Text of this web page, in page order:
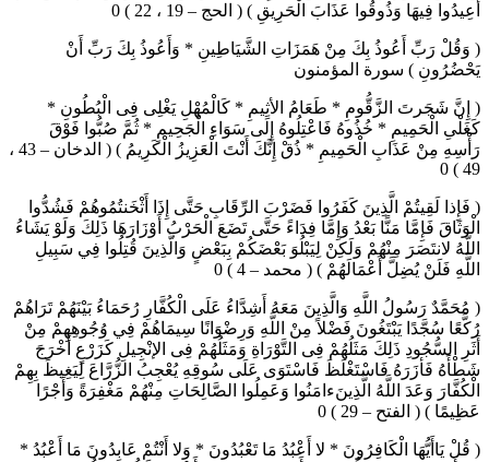
أُعِيدُوا فِيهَا وَذُوقُوا عَذَابَ الْحَرِيقِ ) ( الحج – 19 ، 22 ) 0
( وَقُلْ رَبِّ أَعُوذُ بِكَ مِنْ هَمَزَاتِ الشَّيَاطِينِ * وَأَعُوذُ بِكَ رَبِّ أَنْ
يَحْضُرُونِ ) سورة المؤمنون
( إِنَّ شَجَرتَ الزَّقُّومِ * طَعَامُ الأثِيمِ * كَالْمُهْلِ يَغْلِى فِى الْبُطُونِ *
كَغَلْىِ الْحَمِيمِ * خُذُوهُ فَاعْتِلُوهُ إِلَى سَوَاءِ الْجَحِيمِ * ثُمَّ صُبُّوا فَوْقَ
رَأْسِهِ مِنْ عَذَابِ الْحَمِيمِ * ذُقْ إِنَّكَ أَنْتَ الْعَزِيزُ الْكَرِيمُ ) ( الدخان – 43 ،
49 ) 0
( فَإِذا لَقِيتُمْ الَّذِينَ كَفَرُوا فَضَرْبَ الرِّقَابِ حَتَّى إِذَا أَثْخَنتُمُوهُمْ فَشُدُّوا
الْوَثَاقَ فَإِمَّا مَنًّا بَعْدُ وَإِمَّا فِدَاءً حَتَّى تَضَعَ الْحَرْبُ أَوْزَارَهَا ذَلِكَ وَلَوْ يَشَاءُ
اللَّهُ لانتَصَرَ مِنْهُمْ وَلَكِنْ لِيَبْلُوَ بَعْضَكُمْ بِبَعْضٍ وَالَّذِينَ قُتِلُوا فِي سَبِيلِ
اللَّهِ فَلَنْ يُضِلَّ أَعْمَالَهُمْ ) ( محمد – 4 ) 0
( مُحَمَّدٌ رَسُولُ اللَّهِ وَالَّذِينَ مَعَهُ أَشِدَّاءُ عَلَى الْكُفَّارِ رُحَمَاءُ بَيْنَهُمْ تَرَاهُمْ
رُكَّعًا سُجَّدًا يَبْتَغُونَ فَضْلاً مِنْ اللَّهِ وَرِضْوَانًا سِيمَاهُمْ فِي وُجُوهِهِمْ مِنْ
أَثَرِ السُّجُودِ ذَلِكَ مَثَلُهُمْ فِى التَّوْرَاةِ وَمَثَلُهُمْ فِى الإنْجِيلِ كَزَرْعٍ أَخْرَجَ
شَطْأَهُ فَأزَرَهُ فَاسْتَغْلَظَ فَاسْتَوَى عَلَى سُوقِهِ يُعْجِبُ الزُّرَّاعَ لِيَغِيظَ بِهِمْ
الْكُفَّارَ وَعَدَ اللَّهُ الَّذِينَءامَنُوا وَعَمِلُوا الصَّالِحَاتِ مِنْهُمْ مَغْفِرَةً وَأَجْرًا
عَظِيمًا ) ( الفتح – 29 ) 0
( قُلْ يَاأَيُّهَا الْكَافِرُونَ * لا أَعْبُدُ مَا تَعْبُدُونَ * وَلا أَنْتُمْ عَابِدُونَ مَا أَعْبُدُ *